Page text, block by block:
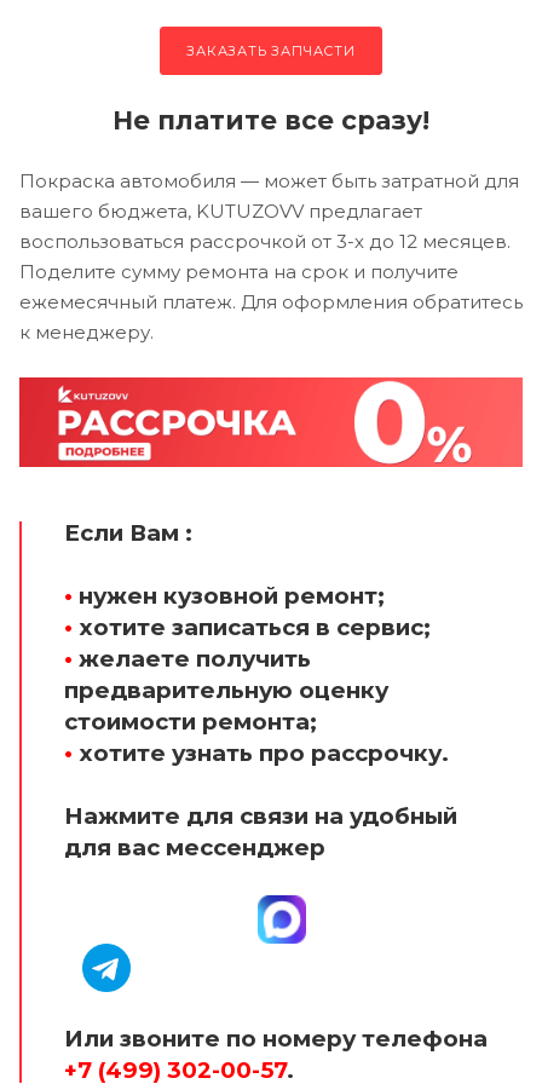
ЗАКАЗАТЬ ЗАПЧАСТИ
Не платите все сразу!
Покраска автомобиля — может быть затратной для
вашего бюджета, KUTUZOVV предлагает
воспользоваться рассрочкой от 3-х до 12 месяцев.
Поделите сумму ремонта на срок и получите
ежемесячный платеж. Для оформления обратитесь
к менеджеру.
Если Вам :
• нужен кузовной ремонт;
• хотите записаться в сервис;
• желаете получить
предварительную оценку
стоимости ремонта;
• хотите узнать про рассрочку.
Нажмите для связи на удобный
для вас мессенджер
Или звоните по номеру телефона
+7 (499) 302-00-57.